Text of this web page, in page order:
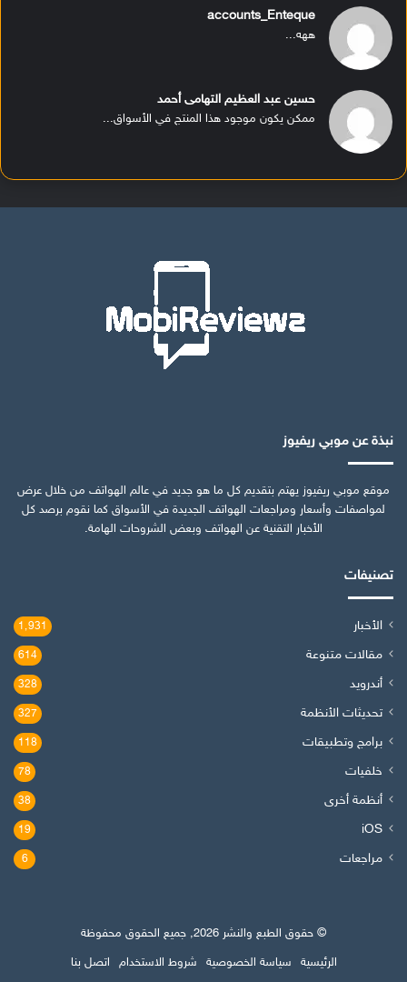
accounts_Enteque
ههه...
حسين عبد العظيم التهامى أحمد
ممكن يكون موجود هذا المنتج في الأسواق...
نبذة عن موبي ريفيوز
موقع موبي ريفيوز يهتم بتقديم كل ما هو جديد في عالم الهواتف من خلال عرض
لمواصفات وأسعار ومراجعات الهواتف الجديدة في الأسواق كما نقوم برصد كل
الأخبار التقنية عن الهواتف وبعض الشروحات الهامة.
تصنيفات
الأخبار 1٬931
مقالات متنوعة 614
أندرويد 328
تحديثات الأنظمة 327
برامج وتطبيقات 118
خلفيات 78
أنظمة أخرى 38
iOS
19
مراجعات 6
© حقوق الطبع والنشر 2026, جميع الحقوق محفوظة
الرئيسية
سياسة الخصوصية شروط الاستخدام اتصل بنا